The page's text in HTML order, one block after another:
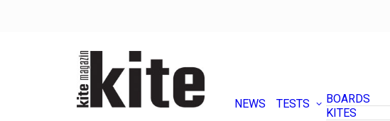
NEWS TESTS
BOARDS
KITES